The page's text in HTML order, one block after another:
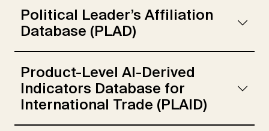
Political Leader’s Affiliation
Database (PLAD)
Product-Level AI-Derived
Indicators Database for
International Trade (PLAID)